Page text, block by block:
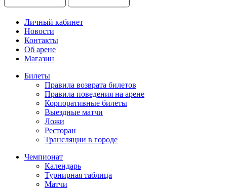
Личный кабинет
Новости
Контакты
Об арене
Магазин
Билеты
Правила возврата билетов
Правила поведения на арене
Корпоративные билеты
Выездные матчи
Ложи
Ресторан
Трансляции в городе
Чемпионат
Календарь
Турнирная таблица
Матчи